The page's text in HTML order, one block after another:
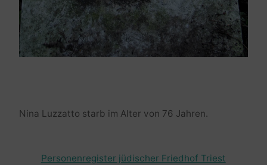
Nina Luzzatto starb im Alter von 76 Jahren.
Personenregister jüdischer Friedhof Triest